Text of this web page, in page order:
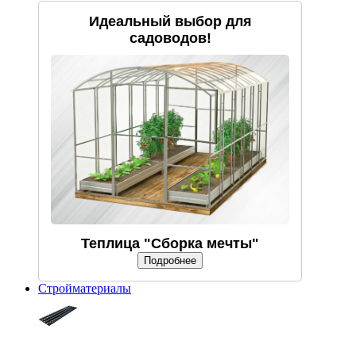
Идеальный выбор для
садоводов!
Теплица "Сборка мечты"
Подробнее
Стройматериалы